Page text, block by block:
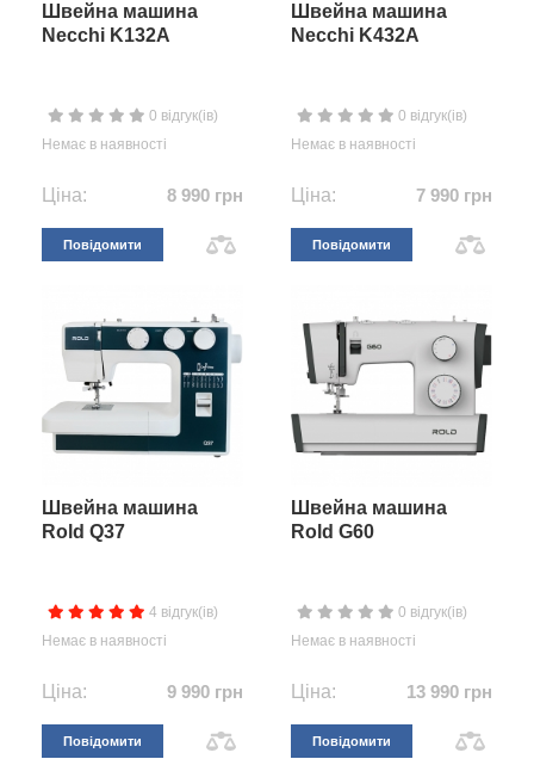
Швейна машина
Necchi K132A
0 відгук(ів)
Немає в наявності
Ціна: 8 990 грн
Повідомити
Швейна машина
Necchi K432A
0 відгук(ів)
Немає в наявності
Ціна: 7 990 грн
Повідомити
Швейна машина
Rold Q37
4 відгук(ів)
Немає в наявності
Ціна: 9 990 грн
Повідомити
Швейна машина
Rold G60
0 відгук(ів)
Немає в наявності
Ціна: 13 990 грн
Повідомити